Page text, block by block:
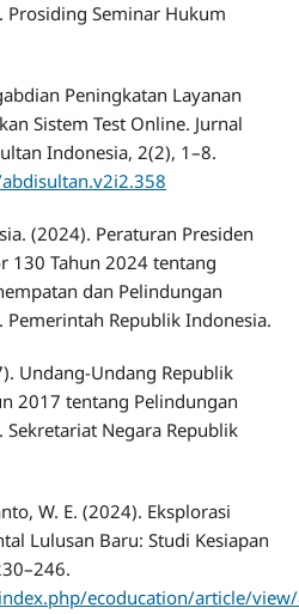
Prosiding Seminar Hukum
Peningkatan Layanan
Sistem Test Online. Jurnal
Indonesia, 2(2), 1–8.
(2024). Peraturan Presiden
130 Tahun 2024 tentang
dan Pelindungan
Republik Indonesia.
Undang-Undang Republik
2017 tentang Pelindungan
Negara Republik
W. E. (2024). Eksplorasi
Lulusan Baru: Studi Kesiapan
ecoducation/article/